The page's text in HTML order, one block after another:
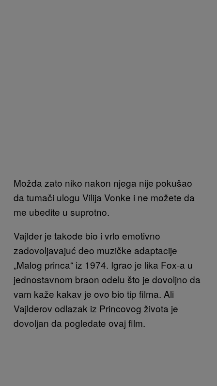
Možda zato niko nakon njega nije pokušao
da tumači ulogu Vilija Vonke i ne možete da
me ubedite u suprotno.
Vajlder je takođe bio i vrlo emotivno
zadovoljavajuć deo muzičke adaptacije
„Malog princa“ iz 1974. Igrao je lika Fox-a u
jednostavnom braon odelu što je dovoljno da
vam kaže kakav je ovo bio tip filma. Ali
Vajlderov odlazak iz Princovog života je
dovoljan da pogledate ovaj film.